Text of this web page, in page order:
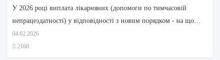
У 2026 році виплата лікарняних (допомоги по тимчасовій
непрацездатності) у відповідності з новим порядком - на що
звернути увагу
04.02.2026
2168